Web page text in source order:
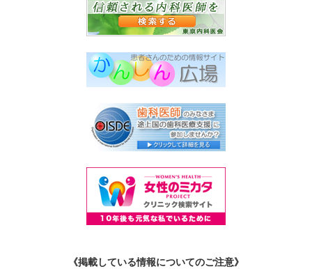
《掲載している情報についてのご注意》